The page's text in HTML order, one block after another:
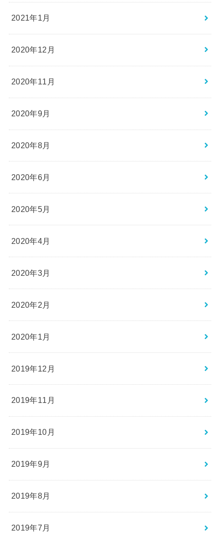
2021年1月
2020年12月
2020年11月
2020年9月
2020年8月
2020年6月
2020年5月
2020年4月
2020年3月
2020年2月
2020年1月
2019年12月
2019年11月
2019年10月
2019年9月
2019年8月
2019年7月